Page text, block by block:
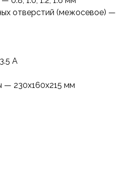
отверстий (межосевое) —
А
— 230x160x215 мм